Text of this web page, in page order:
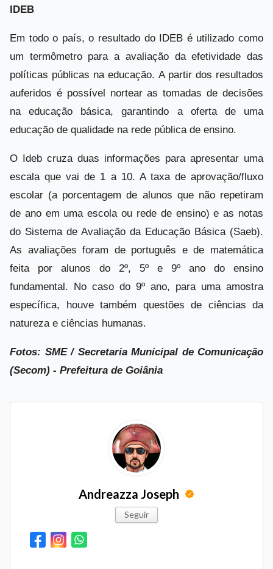
IDEB
Em todo o país, o resultado do IDEB é utilizado como
um termômetro para a avaliação da efetividade das
políticas públicas na educação. A partir dos resultados
auferidos é possível nortear as tomadas de decisões
na educação básica, garantindo a oferta de uma
educação de qualidade na rede pública de ensino.
O Ideb cruza duas informações para apresentar uma
escala que vai de 1 a 10. A taxa de aprovação/fluxo
escolar (a porcentagem de alunos que não repetiram
de ano em uma escola ou rede de ensino) e as notas
do Sistema de Avaliação da Educação Básica (Saeb).
As avaliações foram de português e de matemática
feita por alunos do 2º, 5º e 9º ano do ensino
fundamental. No caso do 9º ano, para uma amostra
específica, houve também questões de ciências da
natureza e ciências humanas.
Fotos: SME / Secretaria Municipal de Comunicação
(Secom) - Prefeitura de Goiânia
Andreazza Joseph
Seguir